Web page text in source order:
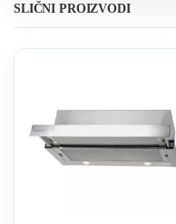
SLIČNI PROIZVODI